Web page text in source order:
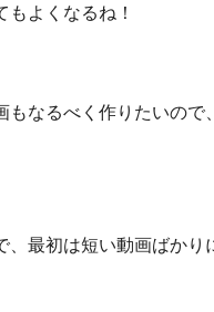
よくなるね！
なるべく作りたいの
最初は短い動画ばか